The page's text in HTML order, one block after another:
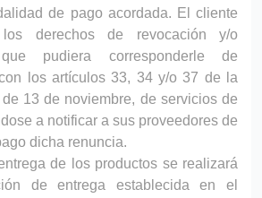
de pago acordada. El cliente
derechos de revocación y/o
pudiera corresponderle de
los artículos 33, 34 y/o 37 de la
de 13 de noviembre, de servicios de
a notificar a sus proveedores de
dicha renuncia.
de los productos se realizará
de entrega establecida en el